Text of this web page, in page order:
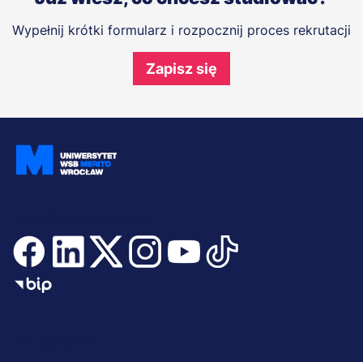
Wypełnij krótki formularz i rozpocznij proces rekrutacji
Zapisz się